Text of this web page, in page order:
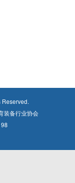
装备行业协会